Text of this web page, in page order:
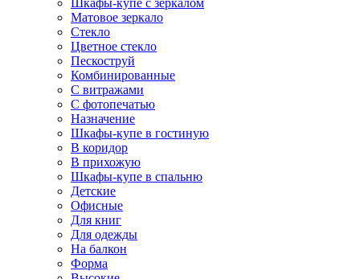
Шкафы-купе с зеркалом
Матовое зеркало
Стекло
Цветное стекло
Пескоструй
Комбинированные
С витражами
С фотопечатью
Назначение
Шкафы-купе в гостиную
В коридор
В прихожую
Шкафы-купе в спальню
Детские
Офисные
Для книг
Для одежды
На балкон
Форма